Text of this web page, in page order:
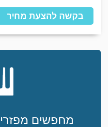
בקשה להצעת מחיר
מחפשים